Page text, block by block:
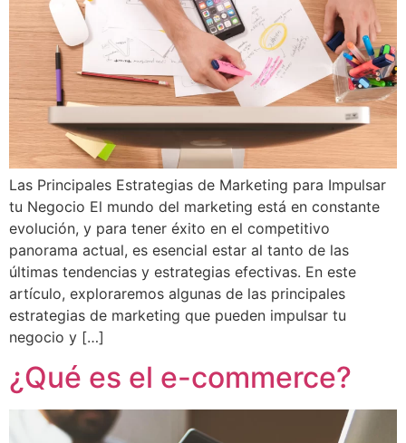
Las Principales Estrategias de Marketing para Impulsar
tu Negocio El mundo del marketing está en constante
evolución, y para tener éxito en el competitivo
panorama actual, es esencial estar al tanto de las
últimas tendencias y estrategias efectivas. En este
artículo, exploraremos algunas de las principales
estrategias de marketing que pueden impulsar tu
negocio y […]
¿Qué es el e-commerce?